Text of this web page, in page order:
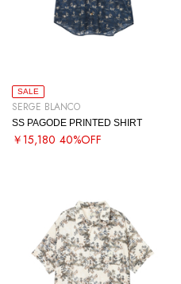
SALE
SERGE BLANCO
SS PAGODE PRINTED SHIRT
￥15,180 40%OFF